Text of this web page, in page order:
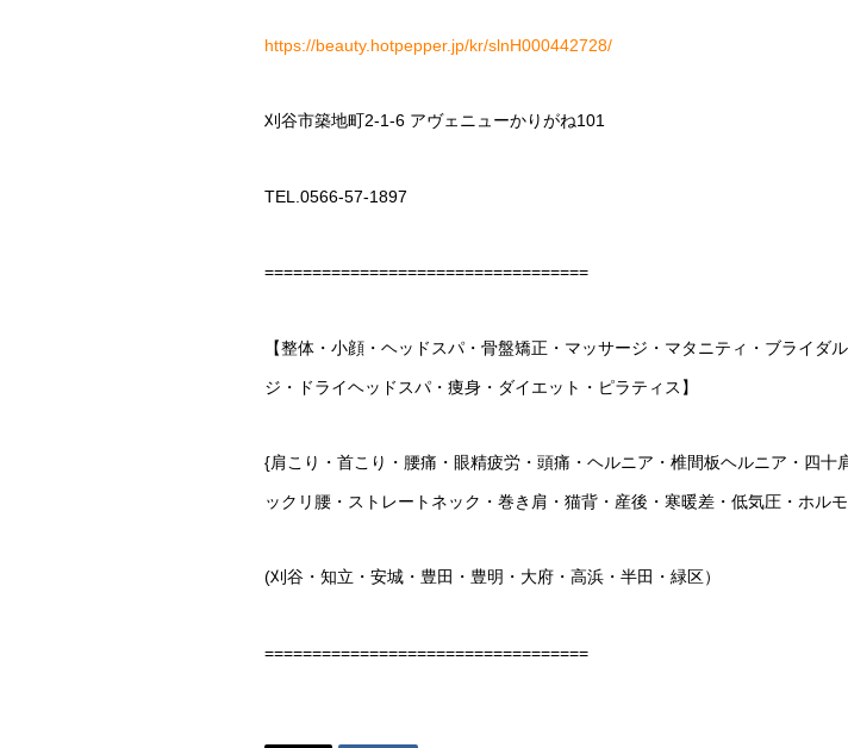
https://beauty.hotpepper.jp/kr/slnH000442728/
刈谷市築地町2-1-6 アヴェニューかりがね101
TEL.0566-57-1897
==================================
【整体・小顔・ヘッドスパ・骨盤矯正・マッサージ・マタニティ・ブライ
ジ・ドライヘッドスパ・痩身・ダイエット・ピラティス】
{肩こり・首こり・腰痛・眼精疲労・頭痛・ヘルニア・椎間板ヘルニア・四
ックリ腰・ストレートネック・巻き肩・猫背・産後・寒暖差・低気圧・ホル
(刈谷・知立・安城・豊田・豊明・大府・高浜・半田・緑区）
==================================